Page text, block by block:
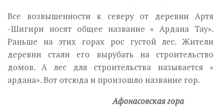
Все возвышенности к северу от деревни Артя
-Шигири носят общее название « Ардана Тау».
Раньше на этих горах рос густой лес. Жители
деревни стали его вырубать на строительство
домов. А лес для строительства называется «
ардана». Вот отсюда и произошло название гор.
Афонасовская гора